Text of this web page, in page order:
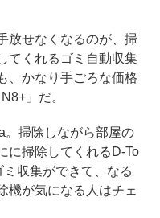
放せなくなるのが、掃
てくれるゴミ自動収集
、かなり手ごろな価格
」だ。
。掃除しながら部屋の
に掃除してくれるD-To
収集ができて、なる
機が気になる人はチェ